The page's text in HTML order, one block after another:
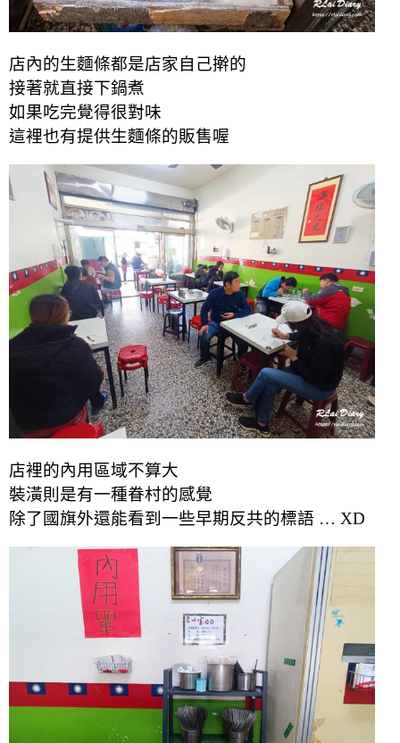
店內的生麵條都是店家自己擀的
接著就直接下鍋煮
如果吃完覺得很對味
這裡也有提供生麵條的販售喔
店裡的內用區域不算大
裝潢則是有一種眷村的感覺
除了國旗外還能看到一些早期反共的標語 … XD